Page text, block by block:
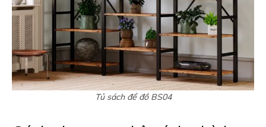
Tủ sách để đồ BS04